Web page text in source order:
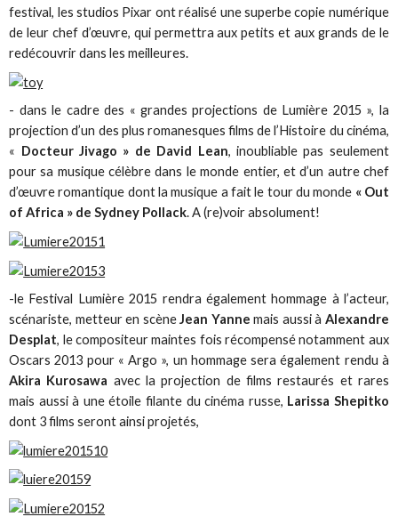
festival, les studios Pixar ont réalisé une superbe copie numérique
de leur chef d’œuvre, qui permettra aux petits et aux grands de le
redécouvrir dans les meilleures.
- dans le cadre des « grandes projections de Lumière 2015 », la
projection d’un des plus romanesques films de l’Histoire du cinéma,
« Docteur Jivago » de David Lean, inoubliable pas seulement
pour sa musique célèbre dans le monde entier, et d’un autre chef
d’œuvre romantique dont la musique a fait le tour du monde « Out
of Africa » de Sydney Pollack. A (re)voir absolument!
-le Festival Lumière 2015 rendra également hommage à l’acteur,
scénariste, metteur en scèneJean Yanne mais aussi à Alexandre
Desplat, le compositeur maintes fois récompensé notamment aux
Oscars 2013 pour « Argo », un hommage sera également rendu à
Akira Kurosawa avec la projection de films restaurés et rares
mais aussi à une étoile filante du cinéma russe, Larissa Shepitko
dont 3 films seront ainsi projetés,